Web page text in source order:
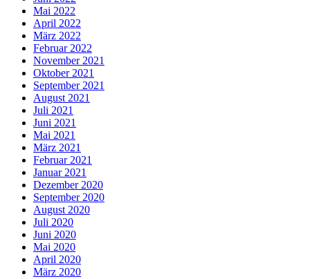
Mai 2022
April 2022
März 2022
Februar 2022
November 2021
Oktober 2021
September 2021
August 2021
Juli 2021
Juni 2021
Mai 2021
März 2021
Februar 2021
Januar 2021
Dezember 2020
September 2020
August 2020
Juli 2020
Juni 2020
Mai 2020
April 2020
März 2020